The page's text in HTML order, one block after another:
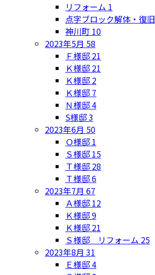
リフォーム 1
点字ブロック解体・復旧
神川町 10
2023年5月 58
Ｆ様邸 21
Ｋ様邸 21
Ｋ様邸 2
Ｋ様邸 7
Ｎ様邸4
S様邸3
2023年6月 50
Ｏ様邸 1
Ｓ様邸 15
Ｔ様邸 28
Ｔ様邸6
2023年7月 67
Ａ様邸 12
Ｋ様邸9
Ｋ様邸 21
Ｓ様邸 リフォーム 25
2023年8月 31
Ｅ様邸4